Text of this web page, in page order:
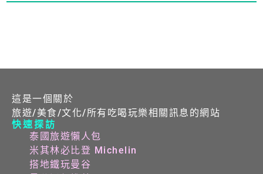
這是一個關於
旅遊/美食/文化/所有吃喝玩樂相關訊息的網站
快速探訪
泰國旅遊懶人包
米其林必比登 Michelin
搭地鐵玩曼谷